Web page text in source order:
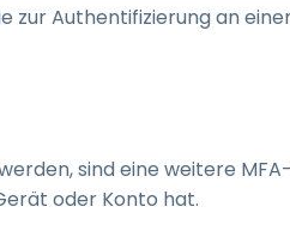
zur Authentifizierung an
sind eine weitere
oder Konto hat.